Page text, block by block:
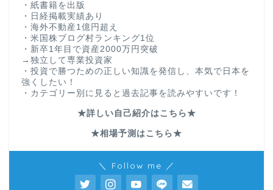
・紙書籍を出版
・日経掲載実績あり
・海外不動産1億円超え
・米国株ブログ村ランキング1位
・新卒1年目で資産2000万円突破
→独立して専業投資家
・投資で勝つための正しい知識を発信し、本気で日本を
強くしたい！
・カテゴリー別に見ると過去記事を読みやすいです！
★詳しい自己紹介はこちら★
★相場予測はこちら★
＼ Follow me ／